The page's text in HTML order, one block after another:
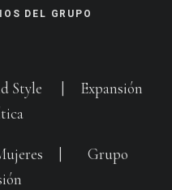
DEL GRUPO
Style
Expansión
Grupo